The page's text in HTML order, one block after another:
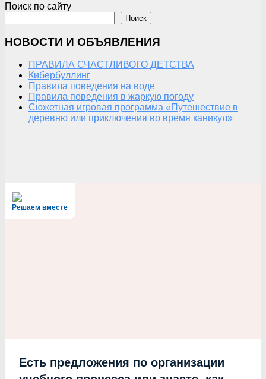
Поиск по сайту
Поиск
НОВОСТИ И ОБЪЯВЛЕНИЯ
ПРАВИЛА СЧАСТЛИВОГО ДЕТСТВА
Кибербуллинг
Правила поведения на воде
Правила поведения в жаркую погоду
Сюжетная игровая программа «Путешествие в
деревню или приключения во время каникул»
Решаем вместе
Есть предложения по организации